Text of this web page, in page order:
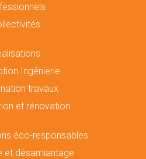
Ingénierie
travaux
et rénovation
éco-responsables
et désamiantage